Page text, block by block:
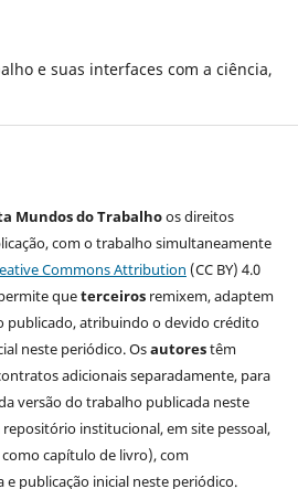
e suas interfaces com a ciência,
Mundos do Trabalhoos direitos
com o trabalho simultaneamente
Commons Attribution (CC BY) 4.0
queterceirosremixem, adaptem
publicado, atribuindo o devido crédito
neste periódico. Osautorestêm
adicionais separadamente, para
versão do trabalho publicada neste
institucional, em site pessoal,
capítulo de livro), com
publicação inicial neste periódico.